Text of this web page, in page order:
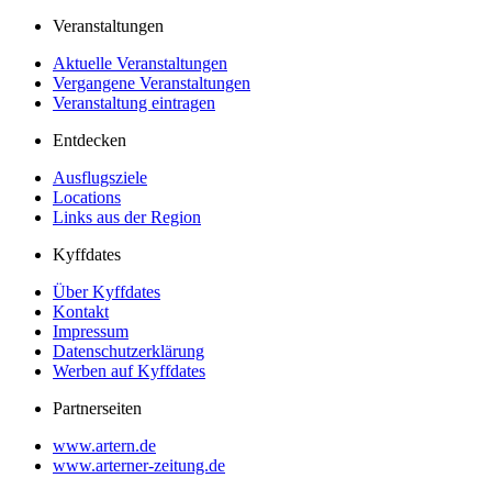
Veranstaltungen
Aktuelle Veranstaltungen
Vergangene Veranstaltungen
Veranstaltung eintragen
Entdecken
Ausflugsziele
Locations
Links aus der Region
Kyffdates
Über Kyffdates
Kontakt
Impressum
Datenschutzerklärung
Werben auf Kyffdates
Partnerseiten
www.artern.de
www.arterner-zeitung.de